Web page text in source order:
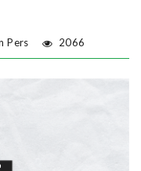
Pers 2066